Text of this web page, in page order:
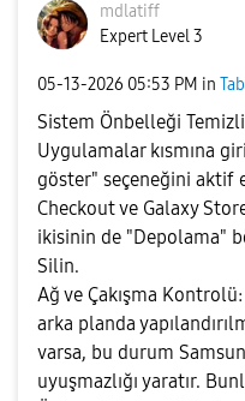
mdlatiff
Expert Level 3
‎05-13-2026 05:53 PM in
Sistem Önbelleği
Uygulamalar kısmına
göster" seçeneğini aktif
Checkout ve Galaxy
ikisinin de "Depolama"
Silin.
Ağ ve Çakışma
arka planda
varsa, bu durum
uyuşmazlığı yaratır.